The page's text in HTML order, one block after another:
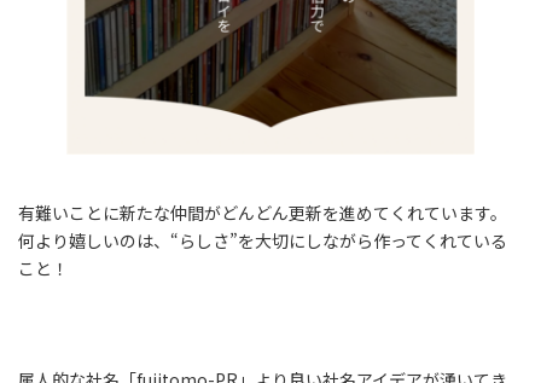
有難いことに新たな仲間がどんどん更新を進めてくれています。
何より嬉しいのは、“らしさ”を大切にしながら作ってくれている
こと！